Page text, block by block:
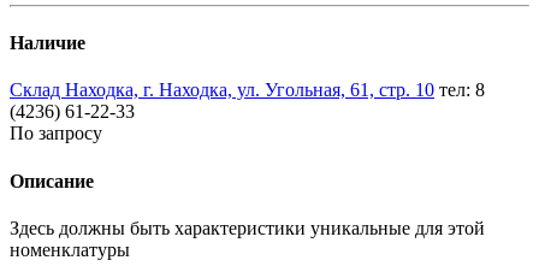
Наличие
Склад Находка, г. Находка, ул. Угольная, 61, стр. 10 тел: 8
(4236) 61-22-33
По запросу
Описание
Здесь должны быть характеристики уникальные для этой
номенклатуры